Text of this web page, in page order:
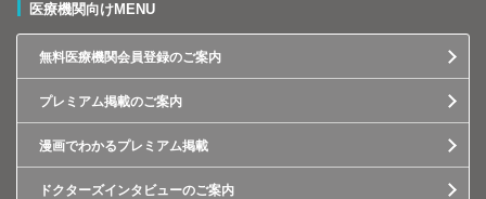
医療機関向けMENU
無料医療機関会員登録のご案内
プレミアム掲載のご案内
漫画でわかるプレミアム掲載
ドクターズインタビューのご案内